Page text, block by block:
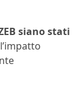
siano stati